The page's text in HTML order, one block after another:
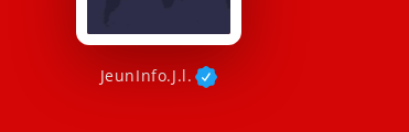
JeunInfo.J.l.